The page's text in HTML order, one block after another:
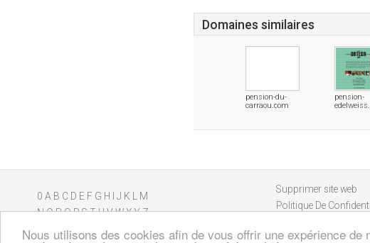
Nous utilisons des cookies afin de vous offrir une expérience
Domaines similaires
pension-du-
carraou.com
pension-
0 A B C D E F G H J K
M
NOPQRSTUVWXYZ
Supprimer site web
Politique De